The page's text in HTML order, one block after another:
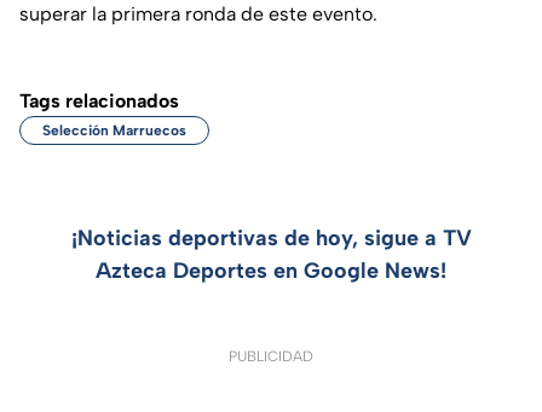
superar la primera ronda de este evento.
Tags relacionados
Selección Marruecos
¡Noticias deportivas de hoy, sigue a TV
Azteca Deportes en Google News!
PUBLICIDAD